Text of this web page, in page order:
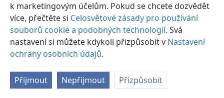
k marketingovým účelům. Pokud se chcete dozvědět
více, přečtěte si Celosvětové zásady pro používání
souborů cookie a podobných technologií. Svá
nastavení si můžete kdykoli přizpůsobit v Nastavení
ochrany osobních údajů.
Přijmout Nepřijmout Přizpůsobit